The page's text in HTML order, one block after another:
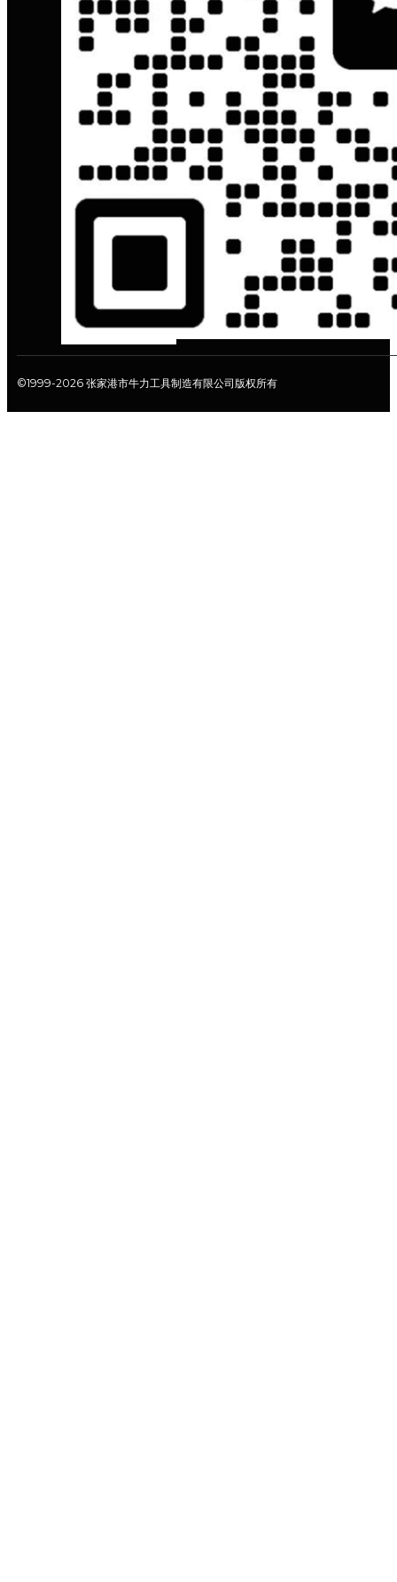
©1999-2026 张家港市牛力工具制造有限公司版权所有